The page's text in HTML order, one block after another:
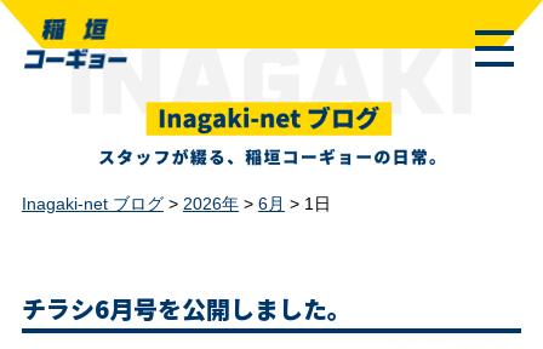
Inagaki-net ブログ> 2026年> 6月 > 1日
チラシ6月号を公開しました。